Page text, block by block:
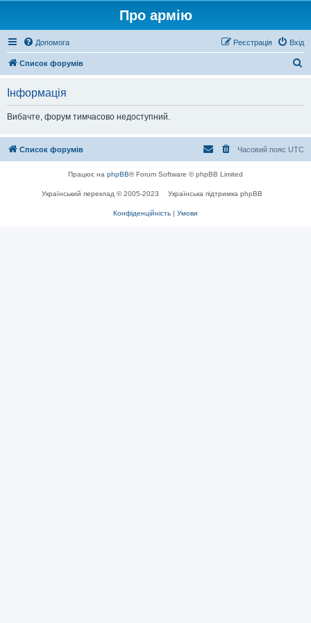
Про армію
Допомога Вхід
Реєстрація
Список форумів
Інформація
Вибачте, форум тимчасово недоступний.
Список форумів Часовий пояс UTC
Працює на phpBB® Forum Software © phpBB Limited
Український переклад © 2005-2023 Українська підтримка phpBB
Конфіденційність | Умови